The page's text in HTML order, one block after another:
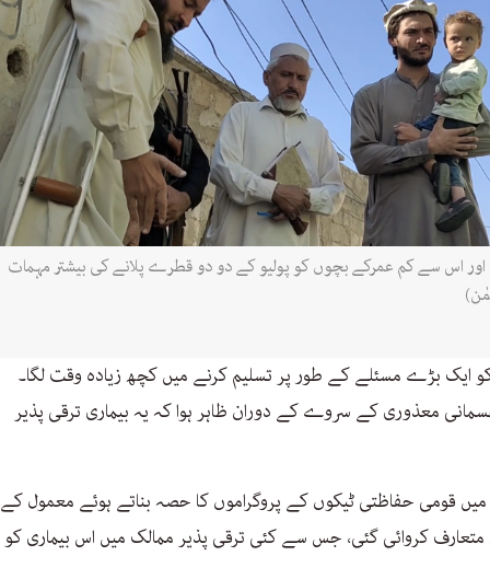
اور اس سے کم عمرکے بچوں کو پولیو کے دو دو قطرے پلانے کی بیشتر مہمات
کو ایک بڑے مسئلے کے طور پر تسلیم کرنے میں کچھ زیادہ وقت لگا۔
جسمانی معذوری کے سروے کے دوران ظاہر ہوا کہ یہ بیماری ترقی پذیر
بھر میں قومی حفاظتی ٹیکوں کے پروگراموں کا حصہ بناتے ہوئے معمول کے
متعارف کروائی گئی، جس سے کئی ترقی پذیر ممالک میں اس بیماری کو